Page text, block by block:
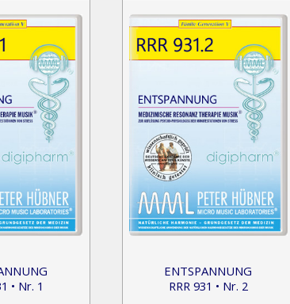
• Nr. 1
ENTSPANNUNG
RRR 931 • Nr. 2